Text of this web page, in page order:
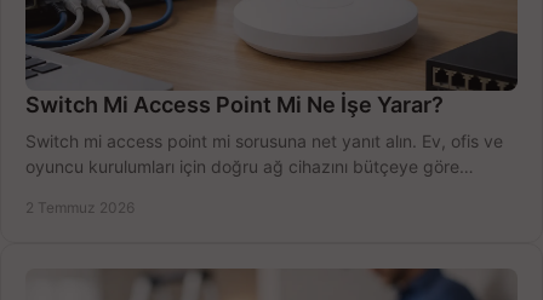
Switch Mi Access Point Mi Ne İşe Yarar?
Switch mi access point mi sorusuna net yanıt alın. Ev, ofis ve
oyuncu kurulumları için doğru ağ cihazını bütçeye göre
2 Temmuz 2026